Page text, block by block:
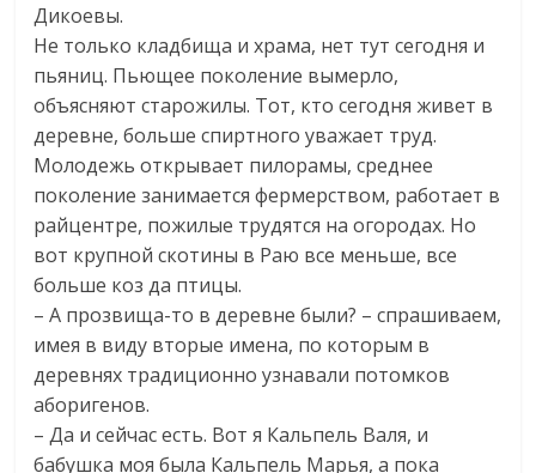
Дикоевы.
Не только кладбища и храма, нет тут сегодня и
пьяниц. Пьющее поколение вымерло,
объясняют старожилы. Тот, кто сегодня живет в
деревне, больше спиртного уважает труд.
Молодежь открывает пилорамы, среднее
поколение занимается фермерством, работает в
райцентре, пожилые трудятся на огородах. Но
вот крупной скотины в Раю все меньше, все
больше коз да птицы.
– А прозвища-то в деревне были? – спрашиваем,
имея в виду вторые имена, по которым в
деревнях традиционно узнавали потомков
аборигенов.
– Да и сейчас есть. Вот я Кальпель Валя, и
бабушка моя была Кальпель Марья, а пока